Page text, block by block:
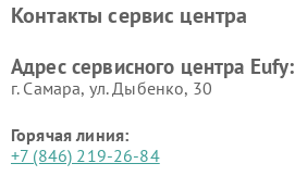
Контакты сервис центра
Адрес сервисного центра Eufy:
г. Самара, ул. Дыбенко, 30
Горячая линия:
+7 (846) 219-26-84